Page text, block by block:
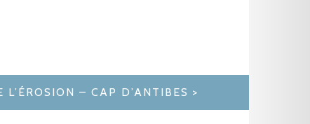
L’ÉROSION – CAP D’ANTIBES